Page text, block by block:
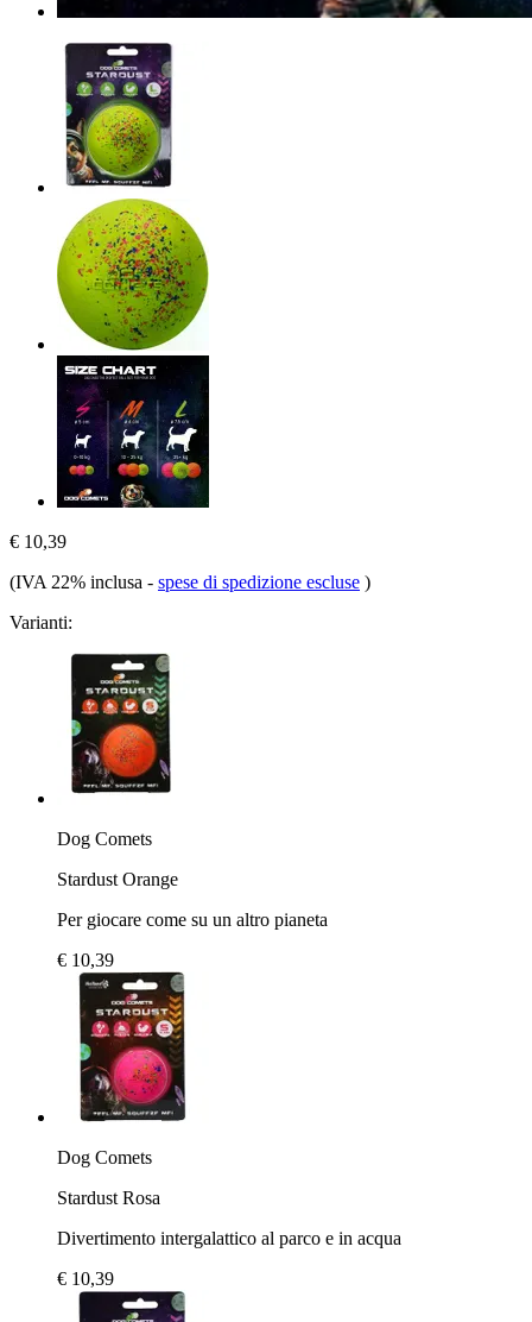
€ 10,39
(IVA 22% inclusa - spese di spedizione escluse )
Varianti:
Dog Comets
Stardust Orange
Per giocare come su un altro pianeta
€ 10,39
Dog Comets
Stardust Rosa
Divertimento intergalattico al parco e in acqua
€ 10,39